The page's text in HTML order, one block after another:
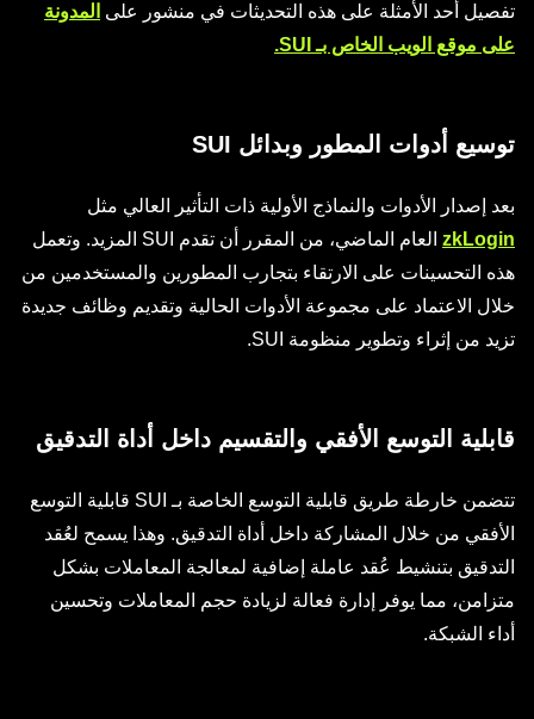
تفصيل أحد الأمثلة على هذه التحديثات في منشور على المدونة
على موقع الويب الخاص بـ SUI.
توسيع أدوات المطور وبدائل SUI
بعد إصدار الأدوات والنماذج الأولية ذات التأثير العالي مثل
zkLogin
العام الماضي، من المقرر أن تقدم SUI المزيد. وتعمل
هذه التحسينات على الارتقاء بتجارب المطورين والمستخدمين من
خلال الاعتماد على مجموعة الأدوات الحالية وتقديم وظائف جديدة
تزيد من إثراء وتطوير منظومة SUI.
قابلية التوسع الأفقي والتقسيم داخل أداة التدقيق
تتضمن خارطة طريق قابلية التوسع الخاصة بـ SUI قابلية التوسع
الأفقي من خلال المشاركة داخل أداة التدقيق. وهذا يسمح لعُقد
التدقيق بتنشيط عُقد عاملة إضافية لمعالجة المعاملات بشكل
متزامن، مما يوفر إدارة فعالة لزيادة حجم المعاملات وتحسين
أداء الشبكة.